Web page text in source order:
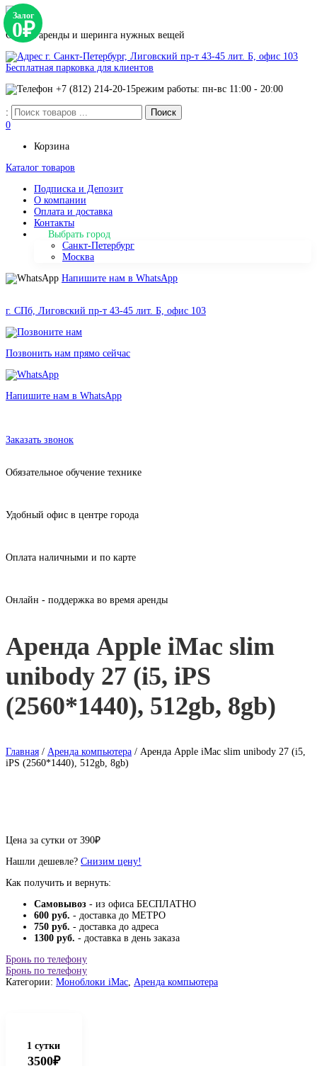
Сервис аренды и шеринга нужных вещей
г. Санкт-Петербург, Лиговский пр-т 43-45 лит. Б, офис 103
Бесплатная парковка для клиентов
+7 (812) 214-20-15режим работы: пн-вс 11:00 - 20:00
:
0
Корзина
Каталог товаров
Подписка и Депозит
О компании
Оплата и доставка
Контакты
Выбрать город
Санкт-Петербург
Москва
Напишите нам в WhatsApp
г. СПб, Лиговский пр-т 43-45 лит. Б, офис 103
Позвонить нам прямо сейчас
Напишите нам в WhatsApp
Заказать звонок
Обязательное обучение технике
Удобный офис в центре города
Оплата наличными и по карте
Онлайн - поддержка во время аренды
Аренда Apple iMac slim
unibody 27 (i5, iPS
(2560*1440), 512gb, 8gb)
Главная / Аренда компьютера / Аренда Apple iMac slim unibody 27 (i5,
iPS (2560*1440), 512gb, 8gb)
Залог
0₽
Цена за сутки от 390₽
Нашли дешевле? Снизим цену!
Как получить и вернуть:
Самовывоз - из офиса БЕСПЛАТНО
600 руб. - доставка до МЕТРО
750 руб. - доставка до адреса
1300 руб. - доставка в день заказа
Бронь по телефону
Бронь по телефону
Категории: Моноблоки iMac, Аренда компьютера
1 сутки
3500₽